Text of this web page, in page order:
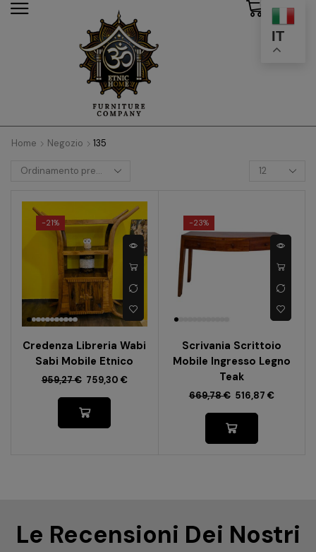
IT
Home Negozio 135
-21%
Credenza Libreria Wabi
Sabi Mobile Etnico
959,27€ 759,30 €
-23%
Scrivania Scrittoio
Mobile Ingresso Legno
Teak
669,78€ 516,87 €
Le Recensioni Dei Nostri